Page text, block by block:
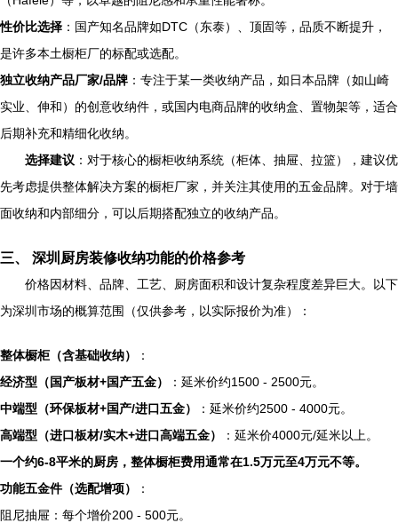
性价比选择 ：国产知名品牌如DTC（东泰）、顶固等，品质不断提升，
是许多本土橱柜厂的标配或选配。
独立收纳产品厂家/品牌 ：专注于某一类收纳产品，如日本品牌（如山崎
实业、伸和）的创意收纳件，或国内电商品牌的收纳盒、置物架等，适合
后期补充和精细化收纳。
选择建议 ：对于核心的橱柜收纳系统（柜体、抽屉、拉篮），建议优
先考虑提供整体解决方案的橱柜厂家，并关注其使用的五金品牌。对于墙
面收纳和内部细分，可以后期搭配独立的收纳产品。
三、 深圳厨房装修收纳功能的价格参考
价格因材料、品牌、工艺、厨房面积和设计复杂程度差异巨大。以下
为深圳市场的概算范围（仅供参考，以实际报价为准）：
整体橱柜（含基础收纳）
：
经济型（国产板材+国产五金）
：延米价约1500 - 2500元。
中端型（环保板材+国产/进口五金）
：延米价约2500 - 4000元。
高端型（进口板材/实木+进口高端五金）
：延米价4000元/延米以上。
一个约6-8平米的厨房，整体橱柜费用通常在1.5万元至4万元不等。
功能五金件（选配增项）
：
阻尼抽屉：每个增价200 - 500元。